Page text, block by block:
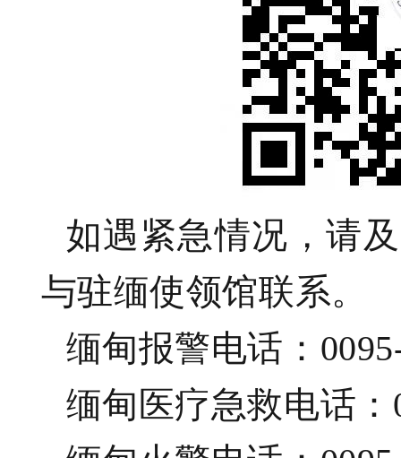
如遇紧急情况，请
与驻缅使领馆联系。
缅甸报警电话：
缅甸医疗急救电话：